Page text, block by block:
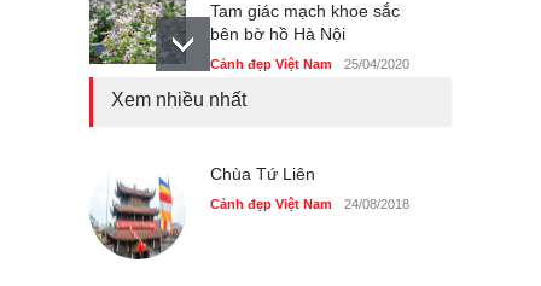
Tam giác mạch khoe sắc
bên bờ hồ Hà Nội
Cảnh đẹp Việt Nam 25/04/2020
Cảnh đẹp Việt Nam
Xem nhiều nhất
Chùa Tứ Liên
Cảnh đẹp Việt Nam 24/08/2018